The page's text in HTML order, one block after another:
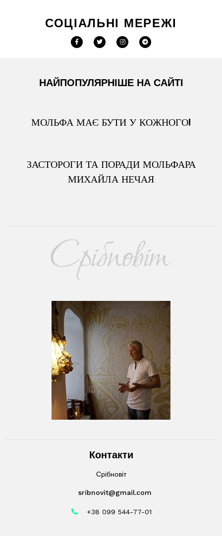
СОЦІАЛЬНІ МЕРЕЖІ
НАЙПОПУЛЯРНІШЕ НА САЙТІ
МОЛЬФА МАЄ БУТИ У КОЖНОГО!
ЗАСТОРОГИ ТА ПОРАДИ МОЛЬФАРА
МИХАЙЛА НЕЧАЯ
Контакти
Срібновіт
sribnovit@gmail.com
+38 099 544-77-01